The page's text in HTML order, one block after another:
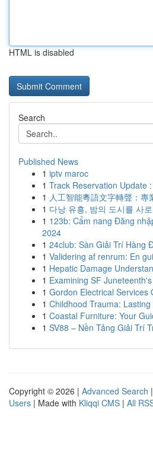
HTML is disabled
Search
Published News
1 iptv maroc
1 Track Reservation Update
1 人工智能粵語文字轉聲：專
1 다낭 유흥, 밤의 도시를 사
1 123b: Cẩm nang Đăng
2024
1 24club: Sàn Giải Trí Hàng
1 Validering af renrum: En
1 Hepatic Damage
1 Examining SF
1 Gordon Electrical Services
1 Childhood Trauma:
1 Coastal Furniture: Your
1 SV88 – Nền Tảng Giải Trí
Copyright © 2026 | Advanced Search |
Users | Made with Kliqqi CMS | All